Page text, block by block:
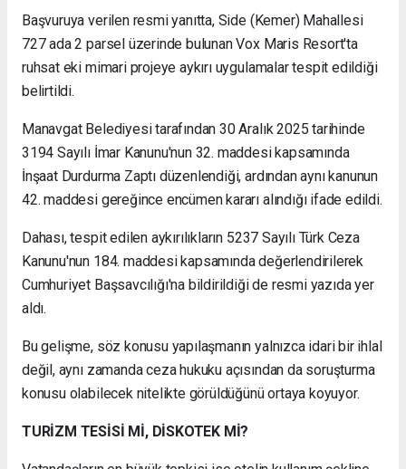
Başvuruya verilen resmi yanıtta, Side (Kemer) Mahallesi
727 ada 2 parsel üzerinde bulunan Vox Maris Resort'ta
ruhsat eki mimari projeye aykırı uygulamalar tespit edildiği
belirtildi.
Manavgat Belediyesi tarafından 30 Aralık 2025 tarihinde
3194 Sayılı İmar Kanunu'nun 32. maddesi kapsamında
İnşaat Durdurma Zaptı düzenlendiği, ardından aynı kanunun
42. maddesi gereğince encümen kararı alındığı ifade edildi.
Dahası, tespit edilen aykırılıkların 5237 Sayılı Türk Ceza
Kanunu'nun 184. maddesi kapsamında değerlendirilerek
Cumhuriyet Başsavcılığı'na bildirildiği de resmi yazıda yer
aldı.
Bu gelişme, söz konusu yapılaşmanın yalnızca idari bir ihlal
değil, aynı zamanda ceza hukuku açısından da soruşturma
konusu olabilecek nitelikte görüldüğünü ortaya koyuyor.
TURİZM TESİSİ Mİ, DİSKOTEK Mİ?